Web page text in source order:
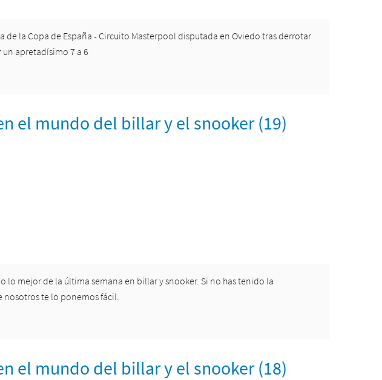
de la Copa de España - Circuito Masterpool disputada en Oviedo tras derrotar
apretadísimo 7 a 6
el mundo del billar y el snooker (19)
lo mejor de la última semana en billar y snooker. Si no has tenido la
te lo ponemos fácil.
el mundo del billar y el snooker (18)